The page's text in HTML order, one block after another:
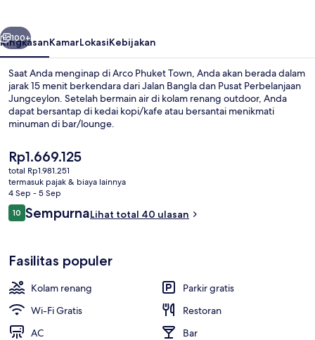
Berikutnya
100+
RingkasanKamarLokasiKebijakan
Saat Anda menginap di Arco Phuket Town, Anda akan berada dalam
jarak 15 menit berkendara dari Jalan Bangla dan Pusat Perbelanjaan
Jungceylon. Setelah bermain air di kolam renang outdoor, Anda
dapat bersantap di kedai kopi/kafe atau bersantai menikmati
minuman di bar/lounge.
Harga
saat
ini
Rp1.669.125
Rp1.669.125
total Rp1.981.251
termasuk pajak & biaya lainnya
4 Sep - 5 Sep
Ulasan
1010 dari 10
SempurnaLihat total 40 ulasan
Fasilitas populer
Kolam renang
Parkir gratis
Wi-Fi Gratis
Restoran
AC
Bar